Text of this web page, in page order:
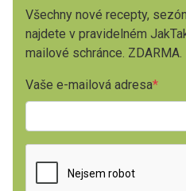
Všechny nové recepty,
najdete v pravidelném
mailové schránce. ZDARMA.
Vaše e-mailová adresa